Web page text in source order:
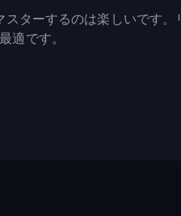
ターするのは楽しいです
適です。